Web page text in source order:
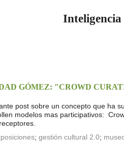
GÓMEZ: "CROWD
post sobre un concepto que ha
modelos mas participativos:
; gestión cultural 2.0;